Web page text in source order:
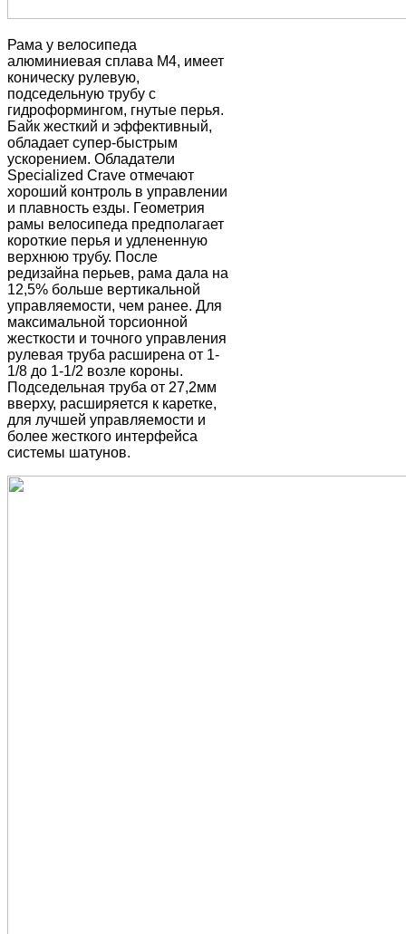
Рама у велосипеда
алюминиевая сплава M4, имеет
коническу рулевую,
подседельную трубу с
гидроформингом, гнутые перья.
Байк жесткий и эффективный,
обладает супер-быстрым
ускорением. Обладатели
Specialized Crave отмечают
хороший контроль в управлении
и плавность езды. Геометрия
рамы велосипеда предполагает
короткие перья и удлененную
верхнюю трубу. После
редизайна перьев, рама дала на
12,5% больше вертикальной
управляемости, чем ранее. Для
максимальной торсионной
жесткости и точного управления
рулевая труба расширена от 1-
1/8 до 1-1/2 возле короны.
Подседельная труба от 27,2мм
вверху, расширяется к каретке,
для лучшей управляемости и
более жесткого интерфейса
системы шатунов.